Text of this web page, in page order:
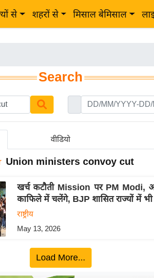
से शहरों से मिसाल बेमिसाल
Search
वीडियो
Union ministers convoy cut
खर्च कटौती Mission पर PM Modi,
काफिले में चलेंगे, BJP शासित राज्यों में
राष्ट्रीय
May 13, 2026
Load More...